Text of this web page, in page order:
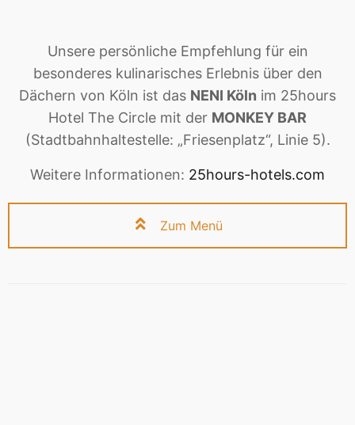
Unsere persönliche Empfehlung für ein
besonderes kulinarisches Erlebnis über den
Dächern von Köln ist das NENI Köln im 25hours
Hotel The Circle mit der MONKEY BAR
(Stadtbahnhaltestelle: „Friesenplatz“, Linie 5).
Weitere Informationen: 25hours-hotels.com
Zum Menü